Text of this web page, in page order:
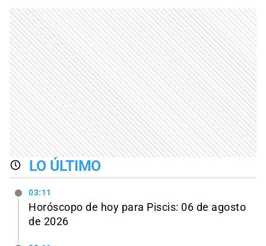
LO ÚLTIMO
03:11
Horóscopo de hoy para Piscis: 06 de agosto
de 2026